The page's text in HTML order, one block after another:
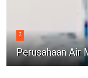
3
Perusahaan Air